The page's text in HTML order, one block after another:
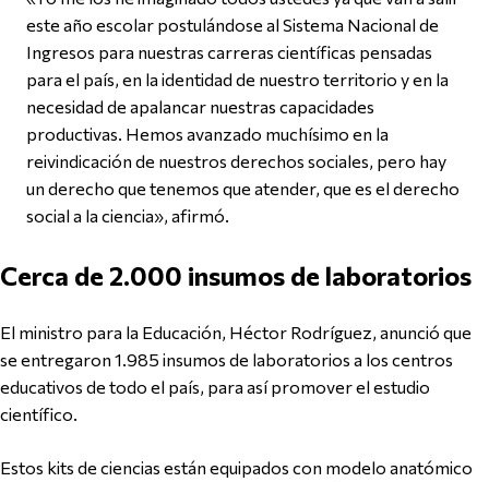
este año escolar postulándose al Sistema Nacional de
Ingresos para nuestras carreras científicas pensadas
para el país, en la identidad de nuestro territorio y en la
necesidad de apalancar nuestras capacidades
productivas. Hemos avanzado muchísimo en la
reivindicación de nuestros derechos sociales, pero hay
un derecho que tenemos que atender, que es el derecho
social a la ciencia», afirmó.
Cerca de 2.000 insumos de laboratorios
El ministro para la Educación, Héctor Rodríguez, anunció que
se entregaron 1.985 insumos de laboratorios a los centros
educativos de todo el país, para así promover el estudio
científico.
Estos kits de ciencias están equipados con modelo anatómico